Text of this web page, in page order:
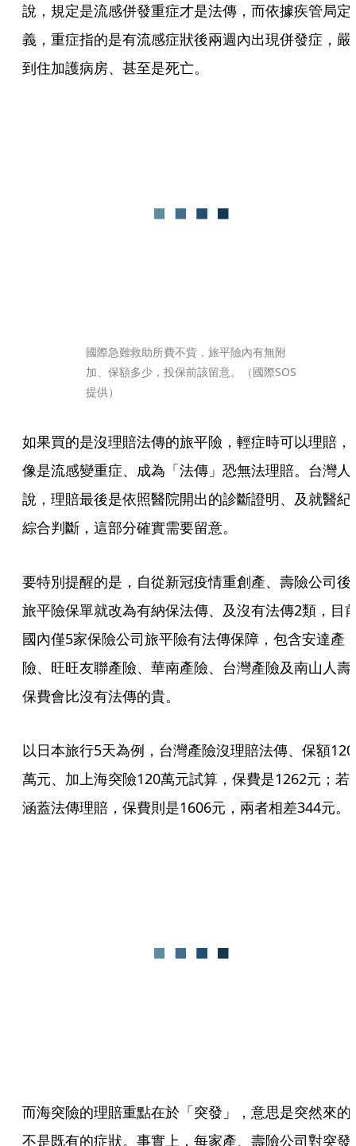
說，規定是流感併發重症才是法傳，而依據疾管局定
義，重症指的是有流感症狀後兩週內出現併發症，嚴
到住加護病房、甚至是死亡。
國際急難救助所費不貲，旅平險內有無附
加、保額多少，投保前該留意。（國際SOS
提供）
如果買的是沒理賠法傳的旅平險，輕症時可以理賠，
像是流感變重症、成為「法傳」恐無法理賠。台灣人
說，理賠最後是依照醫院開出的診斷證明、及就醫紀
綜合判斷，這部分確實需要留意。
要特別提醒的是，自從新冠疫情重創產、壽險公司後
旅平險保單就改為有納保法傳、及沒有法傳2類，目
國內僅5家保險公司旅平險有法傳保障，包含安達產
險、旺旺友聯產險、華南產險、台灣產險及南山人壽
保費會比沒有法傳的貴。
以日本旅行5天為例，台灣產險沒理賠法傳、保額
萬元、加上海突險120萬元試算，保費是1262元；若
涵蓋法傳理賠，保費則是1606元，兩者相差344元。
而海突險的理賠重點在於「突發」，意思是突然來的
不是既有的症狀。事實上，每家產、壽險公司對突發